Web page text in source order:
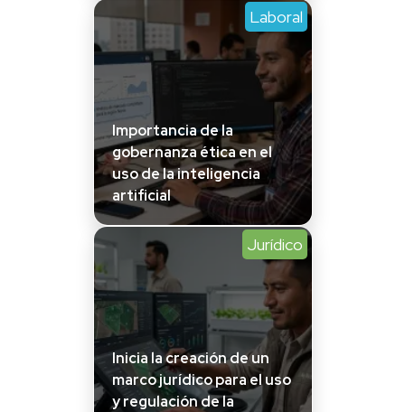
Laboral
Importancia de la
gobernanza ética en el
uso de la inteligencia
artificial
Jurídico
Inicia la creación de un
marco jurídico para el uso
y regulación de la